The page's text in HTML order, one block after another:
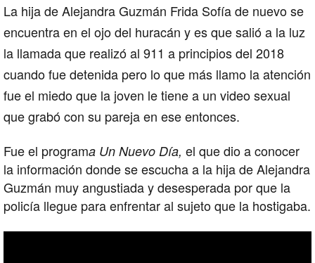
La hija de Alejandra Guzmán Frida Sofía de nuevo se
encuentra en el ojo del huracán y es que salió a la luz
la llamada que realizó al 911 a principios del 2018
cuando fue detenida pero lo que más llamo la atención
fue el miedo que la joven le tiene a un video sexual
que grabó con su pareja en ese entonces.
Fue el programa Un Nuevo Día, el que dio a conocer
la información donde se escucha a la hija de Alejandra
Guzmán muy angustiada y desesperada por que la
policía llegue para enfrentar al sujeto que la hostigaba.